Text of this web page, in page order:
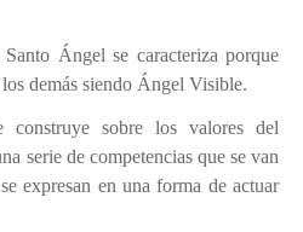
Ángel se caracteriza porque
demás siendo Ángel Visible.
construye sobre los valores del
serie de competencias que se van
expresan en una forma de actuar